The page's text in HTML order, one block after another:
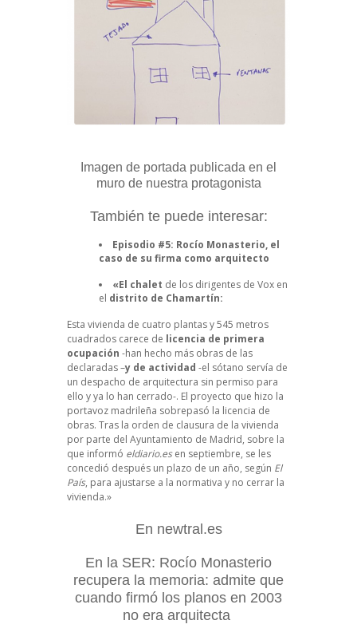
Imagen de portada publicada en el
muro de nuestra protagonista
También te puede interesar:
Episodio #5: Rocío Monasterio, el
caso de su firma como arquitecto
«El chalet de los dirigentes de Vox en
el distrito de Chamartín:
Esta vivienda de cuatro plantas y 545 metros
cuadrados carece de licencia de primera
ocupación -han hecho más obras de las
declaradas –y de actividad -el sótano servía de
un despacho de arquitectura sin permiso para
ello yya lo han cerrado-. El proyecto que hizo la
portavoz madrileña sobrepasó la licencia de
obras. Tras la orden de clausura de la vivienda
por parte del Ayuntamiento de Madrid, sobre la
que informó eldiario.esen septiembre, se les
concedió después un plazo de un año, según El
País, para ajustarse a la normativa y no cerrar la
vivienda.»
En newtral.es
En la SER: Rocío Monasterio
recupera la memoria: admite que
cuando firmó los planos en 2003
no era arquitecta